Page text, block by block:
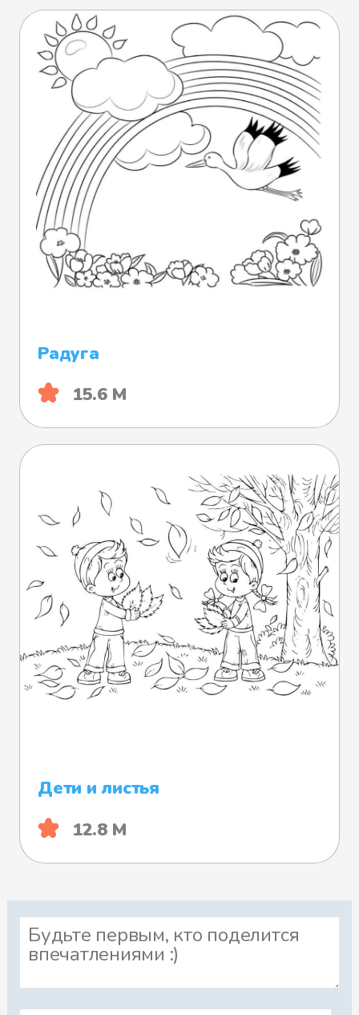
Радуга
15.6 М
Дети и листья
12.8 М